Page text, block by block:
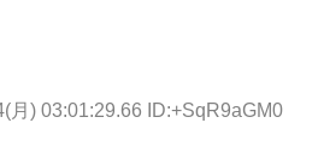
月) 03:01:29.66 ID:+SqR9aGM0